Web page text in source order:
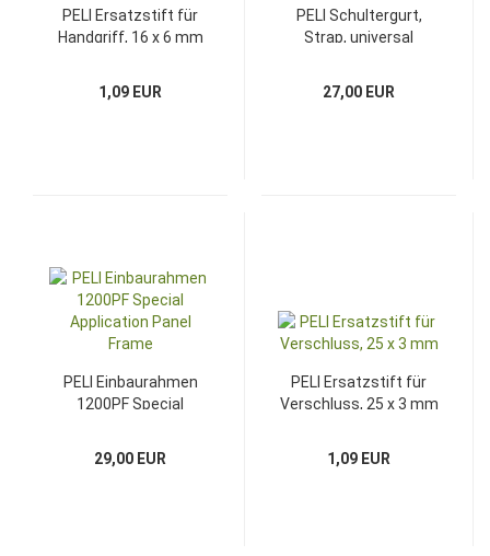
PELI Ersatzstift für
Handgriff, 16 x 6 mm
1,09 EUR
PELI Schultergurt,
Strap, universal
27,00 EUR
PELI Einbaurahmen
1200PF Special
29,00 EUR
PELI Ersatzstift für
Verschluss, 25 x 3 mm
1,09 EUR